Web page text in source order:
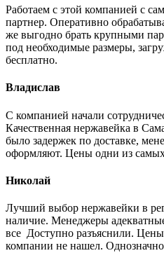
Работаем с этой компанией с
партнер. Оперативно
же выгодно брать крупными
под необходимые размеры,
бесплатно.
Владислав
С компанией начали
Качественная нержавейка в
было задержек по доставке,
оформляют. Цены одни из
Николай
Лучший выбор нержавейки в
наличие. Менеджеры
все Доступно разъяснили.
компании не нашел.